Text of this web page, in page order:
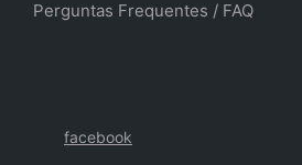
Perguntas Frequentes / FAQ
facebook